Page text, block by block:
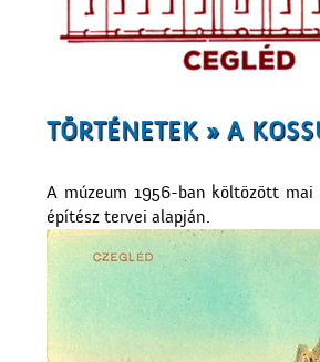
TÖRTÉNETEK » A
A múzeum 1956-ban költözött mai
építész tervei alapján.